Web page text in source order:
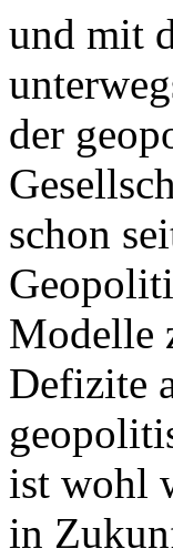
und mit
der
schon
Modelle
Defizite
ist wohl
in